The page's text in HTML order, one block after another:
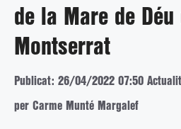
de la Mare de Déu
Montserrat
Publicat: 26/04/2022 07:50
per Carme Munté Margalef